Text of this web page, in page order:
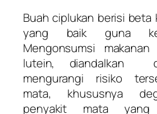
Buah ciplukan berisi
yang baik guna
Mengonsumsi
lutein, diandalkan
mengurangi risiko
mata, khususnya
penyakit mata